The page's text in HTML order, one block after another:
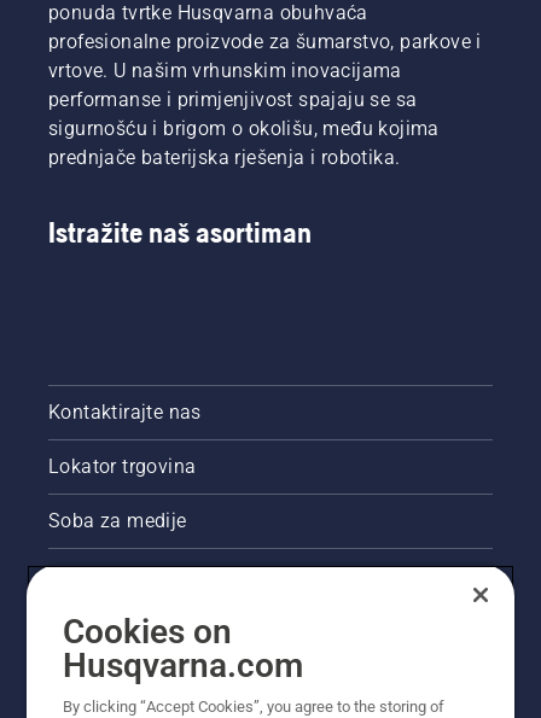
ponuda tvrtke Husqvarna obuhvaća
profesionalne proizvode za šumarstvo, parkove i
vrtove. U našim vrhunskim inovacijama
performanse i primjenjivost spajaju se sa
sigurnošću i brigom o okolišu, među kojima
prednjače baterijska rješenja i robotika.
Istražite naš asortiman
Kontaktirajte nas
Lokator trgovina
Soba za medije
Pravne informacije o proizvodu
Cookies on
Husqvarna.com
By clicking “Accept Cookies”, you agree to the storing of